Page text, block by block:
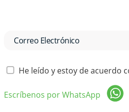
He leído y estoy de acuerdo
Escríbenos por WhatsApp